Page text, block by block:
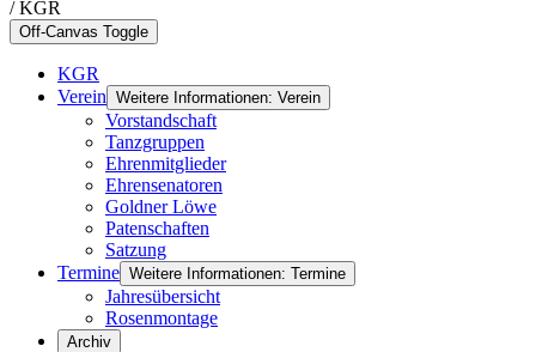
/ KGR
Off-Canvas Toggle
KGR
Verein Weitere Informationen: Verein
Vorstandschaft
Tanzgruppen
Ehrenmitglieder
Ehrensenatoren
Goldner Löwe
Patenschaften
Satzung
Termine Weitere Informationen: Termine
Jahresübersicht
Rosenmontage
Archiv